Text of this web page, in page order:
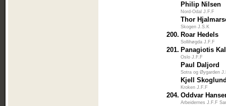
Philip Nilsen
Nord-Odal J.F.F
Thor
Skogen J.S.K
200. Roar Hedels
Sollihøgda J.F.F
201. Panagiotis
Oslo J.F.F
Paul Daljord
Sotra og Øygarden
Kjell
Kroken J.F.F
204. Oddvar
Arbeidernes J.F.F